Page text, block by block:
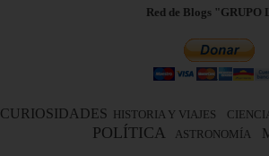
Red de Blogs "GRUPO
CURIOSIDADES HISTORIA Y VIAJES
POLÍTICA
ASTRONOMÍA